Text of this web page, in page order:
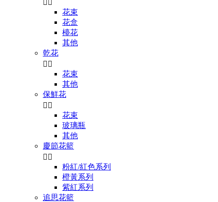
 
花束
花盒
檯花
其他
乾花
 
花束
其他
保鮮花
 
花束
玻璃瓶
其他
慶節花籃
 
粉紅/紅色系列
橙黃系列
紫紅系列
追思花籃